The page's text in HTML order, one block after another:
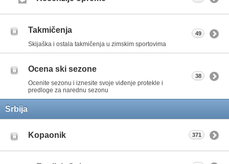
Takmičenja
Skijaška i ostala takmičenja u zimskim sportovima
49
Ocena ski sezone
Ocenite sezonu i iznesite svoje viđenje protekle i
predloge za narednu sezonu
38
Srbija
Kopaonik 371